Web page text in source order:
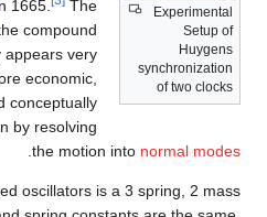
Experimental
Setup of
Huygens
synchronization
of two clocks
1665.
The
compound
appears very
economic,
conceptually
by resolving
the motion into normal modes
oscillators is a 3 spring, 2 mass